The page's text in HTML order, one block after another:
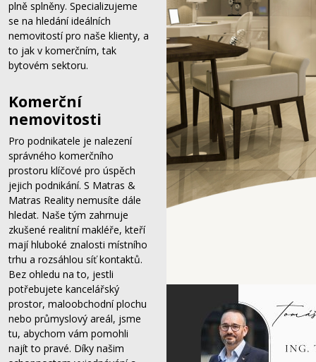
plně splněny. Specializujeme
se na hledání ideálních
nemovitostí pro naše klienty, a
to jak v komerčním, tak
bytovém sektoru.
Komerční
nemovitosti
Pro podnikatele je nalezení
správného komerčního
prostoru klíčové pro úspěch
jejich podnikání. S Matras &
Matras Reality nemusíte dále
hledat. Naše tým zahrnuje
zkušené realitní makléře, kteří
mají hluboké znalosti místního
trhu a rozsáhlou síť kontaktů.
Bez ohledu na to, jestli
potřebujete kancelářský
prostor, maloobchodní plochu
nebo průmyslový areál, jsme
tu, abychom vám pomohli
najít to pravé. Díky našim